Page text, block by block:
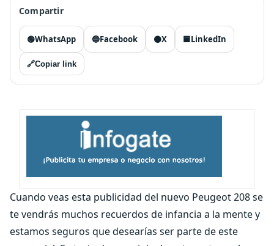
Compartir
🟢WhatsApp 🔵Facebook ⚫X 🟦LinkedIn
🔗Copiar link
Cuando veas esta publicidad del nuevo Peugeot 208 se
te vendrás muchos recuerdos de infancia a la mente y
estamos seguros que desearías ser parte de este